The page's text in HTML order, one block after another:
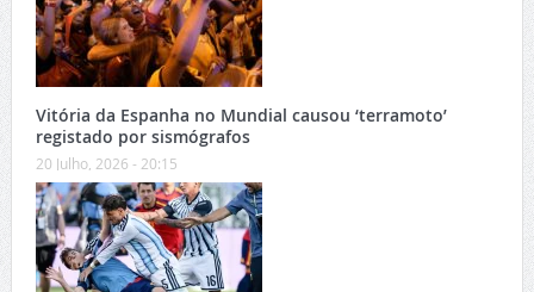
Vitória da Espanha no Mundial causou ‘terramoto’
registado por sismógrafos
20 Julho, 2026 - 20:15